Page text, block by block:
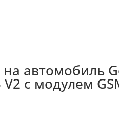
автомобиль
с модулем